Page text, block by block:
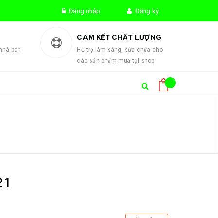
Đăng nhập Đăng ký
bán
CAM KẾT CHẤT LƯỢNG
Hỗ trợ làm sáng, sửa chữa cho
các sản phẩm mua tại shop